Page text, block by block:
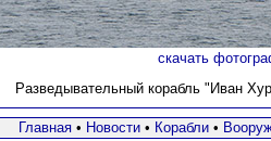
скачать
Разведывательный корабль "Иван
Главная• Новости• Корабли•